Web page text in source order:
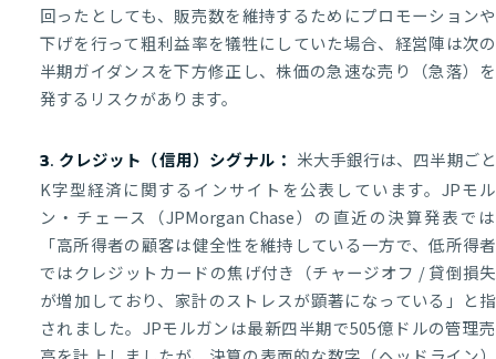
回ったとしても、販売数を維持するためにプロモーション
下げを行って粗利益率を犠牲にしていた場合、経営陣は次
半期ガイダンスを下方修正し、株価の急速な売り（急落）
発するリスクがあります。
3. クレジット（信用）シグナル： 米大手銀行は、四半期ご
K字型経済に関するインサイトを公表しています。JPモ
ン・チェース（JPMorgan Chase）の直近の決算発表で
「高所得者の顧客は健全性を維持している一方で、低所得
ではクレジットカードの焦げ付き（チャージオフ / 貸倒損
が増加しており、家計のストレスが顕著になっている」と
されました。JPモルガンは最新四半期で505億ドルの管理